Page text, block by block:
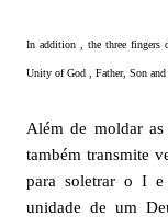
In addition , the three
Unity of God , Father, Son
Além de moldar
também transmite
para soletrar o I e
unidade de um